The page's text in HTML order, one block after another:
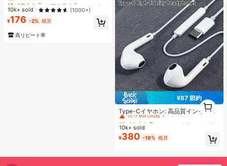
ッカーブック、シールブック、ステ
ッカーブック、写真収納バッグ、フ
ォトアルバム、貯金プランブック、
プランナー、ノート、オフィス文房
具、学用品として使用可能
売り切れ間近！
売り切れ間近！
#1 ベストセラー
10k+ sold (1000+)
¥176 -2% 概算
高リピート率
たたみ式の携帯用三脚式セルフィー
スティックです。バレンタインデー
のカップル撮影に最適なツールで
す。
¥87 節約
Type-Cイヤホン: 高品質インイヤー
ヘッドホン、3ボタンインラインコ
ントロール内蔵、音楽再生、通話応
答、音量調整が簡単。17/16/15シリ
ーズ、Plus、Pro、Pro Maxモデル対
#1 ベストセラー
に エレクトロニクス
売り切れ間近！
#1 ベストセラー
売り切れ間近！
#1 ベストセラー
売り切れ間近！
#1 ベストセラー
10k+ sold
¥380 -19% 概算
1